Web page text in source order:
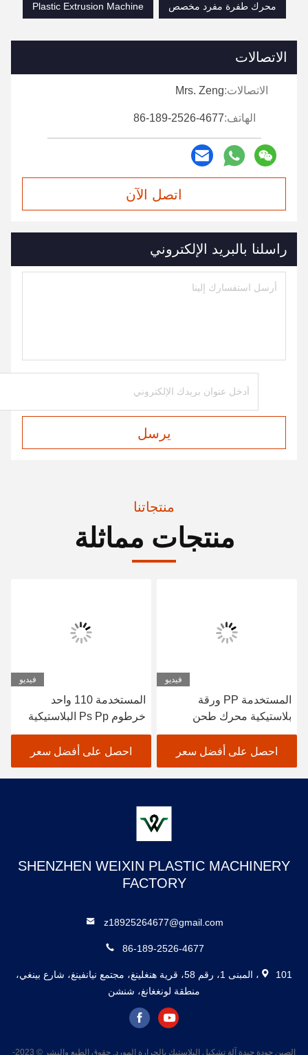
محرك طفرة مفرد مخصص Plastic Extrusion Machine
الاتصالات
الاتصالات:Mrs. Zeng
الهاتف:86-189-2526-4677
اتصل الآن
راسلنا بالبريد الإلكتروني
يرسل
منتجاتنا
منتجات مماثلة
فيديو
المستخدمة PP ورقة
بلاستيكية محرك طحن
المسمار مخصصة
احصل على أفضل سعر
فيديو
المستخدمة 110 واحد
خرطوم Ps Pp البلاستيكية
المنسحجة
احصل على أفضل سعر
SHENZHEN WEIXIN PLASTIC MACHINERY
FACTORY
z18925264677@gmail.com
86-189-2526-4677
101، المبنى 1، رقم 58، قرية هنغلينغ، مجتمع نيانفينغ، شارع بينغي،
منطقة لونغغانغ، شنشن
الصين جودة جيدة آلة تشكيل البلاستيك بالحرارة المورد. حقوق الطبع والنشر © 2023-